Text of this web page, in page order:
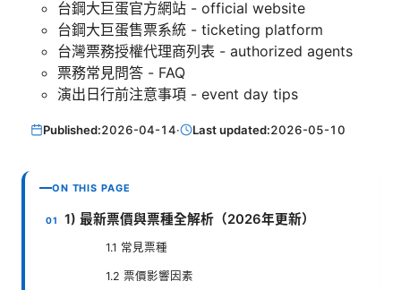
台鋼大巨蛋官方網站 - official website
台鋼大巨蛋售票系統 - ticketing platform
台灣票務授權代理商列表 - authorized agents
票務常見問答 - FAQ
演出日行前注意事項 - event day tips
Published:2026-04-14· Last updated:2026-05-10
ON THIS PAGE
1) 最新票價與票種全解析（2026年更新）
1.1 常見票種
1.2 票價影響因素